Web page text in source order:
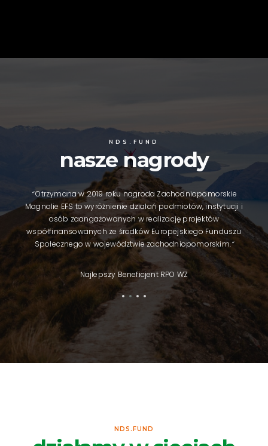
NDS.FUND
nasze nagrody
“Otrzymana w 2019 roku nagroda Zachodniopomorskie
Magnolie EFS to wyróżnienie działań podmiotów, instytucji i
osób zaangażowanych w realizację projektów
współfinansowanych ze środków Europejskiego Funduszu
Społecznego w województwie zachodniopomorskim.”
Najlepszy Beneficjent RPO WZ
NDS.FUND